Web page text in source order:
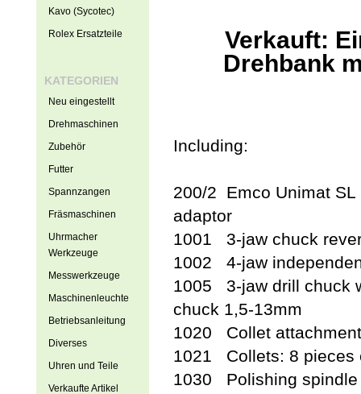
Verkauft:
Drehbank
Including:
200/2 Emco Unimat SL
adaptor
1001 3-jaw chuck
1002 4-jaw
1005 3-jaw drill chuck
chuck 1,5-13mm
1020 Collet attachment
1021 Collets: 8 pieces
1030 Polishing spindle
Kavo (Sycotec)
Rolex Ersatzteile
KATEGORIEN
Neu eingestellt
Drehmaschinen
Zubehör
Futter
Spannzangen
Fräsmaschinen
Uhrmacher
Werkzeuge
Messwerkzeuge
Maschinenleuchte
Betriebsanleitung
Diverses
Uhren und Teile
Verkaufte Artikel